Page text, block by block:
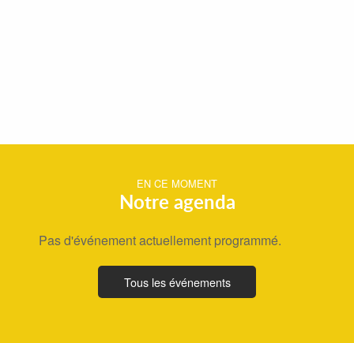
EN CE MOMENT
Notre agenda
Pas d'événement actuellement programmé.
Tous les événements